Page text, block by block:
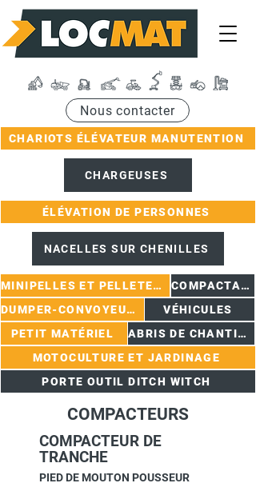
CHARIOTS ÉLÉVATEUR MANUTENTION
ÉLÉVATION DE PERSONNES
MINIPELLES ET PELLETEUSES
COMPACTAGE
DUMPER-CONVOYEURS
VÉHICULES
PETIT MATÉRIEL
ABRIS DE CHANTIER
MOTOCULTURE ET JARDINAGE
PORTE OUTIL DITCH WITCH
Nous contacter
NACELLES SUR CHENILLES
CHARGEUSES
COMPACTEURS
COMPACTEUR DE
TRANCHE
PIED DE MOUTON POUSSEUR